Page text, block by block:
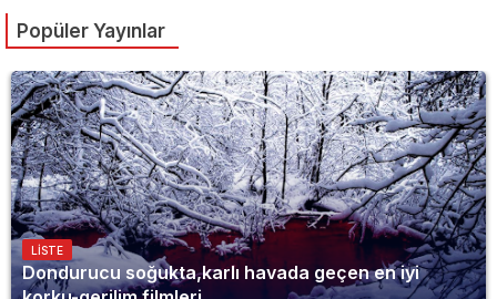
Popüler Yayınlar
LISTE
Dondurucu soğukta,karlı havada geçen en iyi